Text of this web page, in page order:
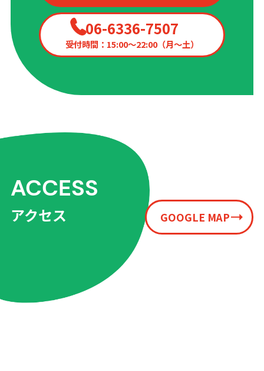
06-6336-7507
受付時間：15:00〜22:00（月〜土）
ACCESS
アクセス GOOGLE MAP